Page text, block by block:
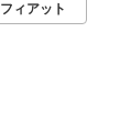
フィアット